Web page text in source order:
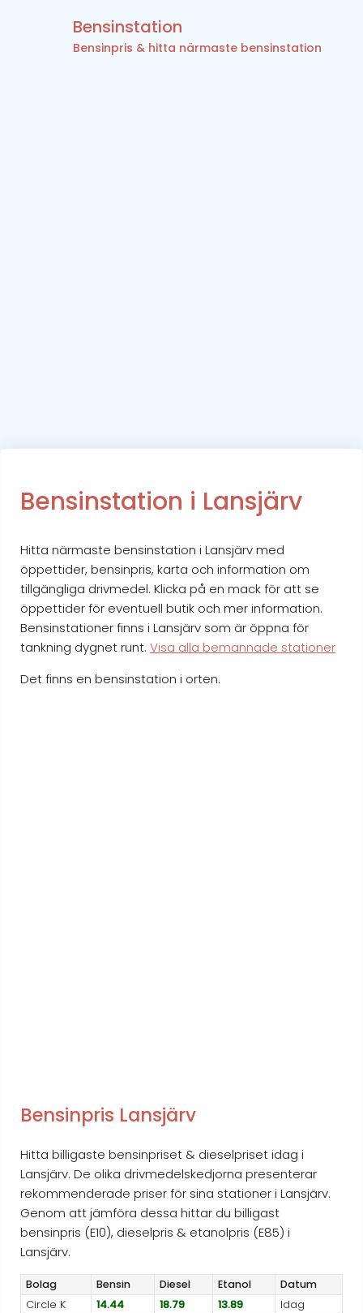
Bensinstation
Bensinpris & hitta närmaste bensinstation
Bensinstation i Lansjärv
Hitta närmaste bensinstation i Lansjärv med
öppettider, bensinpris, karta och information om
tillgängliga drivmedel. Klicka på en mack för att se
öppettider för eventuell butik och mer information.
Bensinstationer finns i Lansjärv som är öppna för
tankning dygnet runt. Visa alla bemannade stationer
Det finns en bensinstation i orten.
Bensinpris Lansjärv
Hitta billigaste bensinpriset & dieselpriset idag i
Lansjärv. De olika drivmedelskedjorna presenterar
rekommenderade priser för sina stationer i Lansjärv.
Genom att jämföra dessa hittar du billigast
bensinpris (E10), dieselpris & etanolpris (E85) i
Lansjärv.
Bolag Bensin Diesel Etanol
Datum
Circle K
14.44 18.79 13.89 Idag